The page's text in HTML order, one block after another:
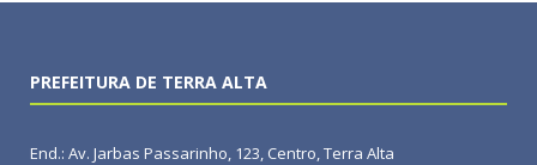
PREFEITURA DE TERRA ALTA
End.: Av. Jarbas Passarinho, 123, Centro, Terra Alta